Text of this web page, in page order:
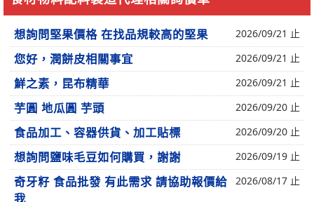
想詢問堅果價格 在找品規較高的堅果 2026/09/21 止
您好，潤餅皮相關事宜 2026/09/21 止
鮮之素，昆布精華 2026/09/21 止
芋圓 地瓜圓 芋頭 2026/09/20 止
食品加工、容器供貨、加工貼標 2026/09/20 止
想詢問鹽味毛豆如何購買，謝謝 2026/09/19 止
奇牙籽 食品批發 有此需求 請協助報價給
我
2026/08/17 止